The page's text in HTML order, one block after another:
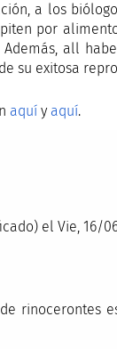
a los
por
all
su exitosa
aquí y aquí.
el Vie, 16/
rinocerontes